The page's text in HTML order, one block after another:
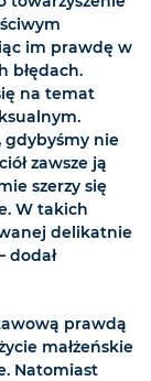
im prawdę w
błędach.
na temat
gdybyśmy nie
zawsze ją
szerzy się
W takich
delikatnie
dodał
prawdą
małżeńskie
Natomiast